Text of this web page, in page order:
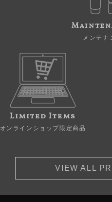
メンテナ
Limited Items
オンラインショップ限定商品
VIEW ALL